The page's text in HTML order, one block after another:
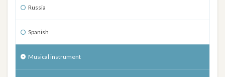
Russia
Spanish
Musical instrument